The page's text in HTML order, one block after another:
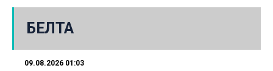
БЕЛТА
09.08.2026 01:03